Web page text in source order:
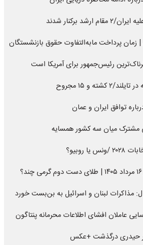
برکنار شدند
زمان پرداخت مابه‌التفاوت حقوق بازنشستگان
رئیس‌جمهور برای آمریکا است
و ۱۵ مجروح
توافق ایران و عمان
مشترک میان سه کشور همسایه
روبیو؟
مذاکرات لبنان و اسرائیل به بن‌بست خورد
عاملان افشای اطلاعات محرمانه پنتاگون
حیدری درگذشت +عکس